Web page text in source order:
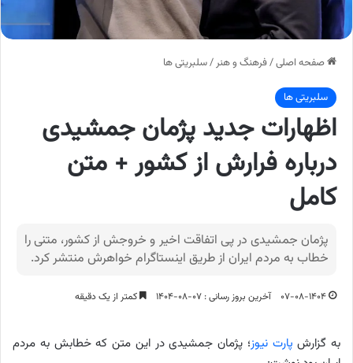
صفحه اصلی/فرهنگ و هنر/سلبریتی ها
سلبریتی ها
اظهارات جدید پژمان جمشیدی
درباره فرارش از کشور + متن
کامل
پژمان جمشیدی در پی اتفاقت اخیر و خروجش از کشور، متنی را
خطاب به مردم ایران از طریق اینستاگرام خواهرش منتشر کرد.
۰۷-۰۸-۱۴۰۴ آخرین بروز رسانی : ۰۷-۰۸-۱۴۰۴ کمتر از یک دقیقه
به گزارش پارت نیوز؛ پژمان جمشیدی در این متن که خطابش به مردم